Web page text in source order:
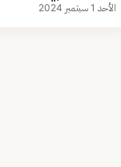
الأحد 1 سبتمبر 2024